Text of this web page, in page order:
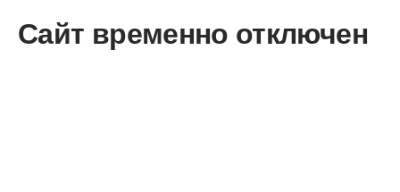
Сайт временно отключен